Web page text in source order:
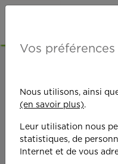
Vos
Nous utilisons, ainsi
(en savoir plus).
Leur utilisation nous
statistiques, de
Internet et de vous